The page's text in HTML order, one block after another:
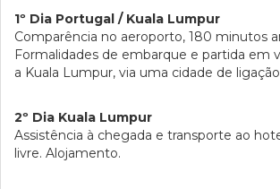
1º Dia Portugal / Kuala Lumpur
Comparência no aeroporto, 180 minutos
Formalidades de embarque e partida em
a Kuala Lumpur, via uma cidade de
2º Dia Kuala Lumpur
Assistência à chegada e transporte ao
livre. Alojamento.